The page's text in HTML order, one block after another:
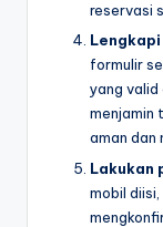
reservasi
formulir
yang valid
menjamin
aman dan
Lakukan
mobil